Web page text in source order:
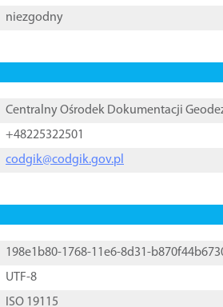
niezgodny
Centralny Ośrodek Dokumentacji
+48225322501
codgik@codgik.gov.pl
198e1b80-1768-11e6-8d31-
UTF-8
ISO 19115